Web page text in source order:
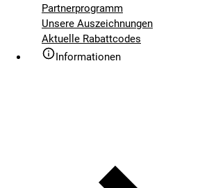
Partnerprogramm
Unsere Auszeichnungen
Aktuelle Rabattcodes
Informationen